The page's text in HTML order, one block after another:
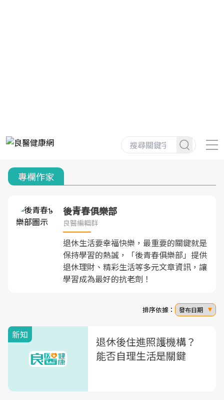
專欄作家
後青春俱樂部
良醫編輯群
退休生活要幸福快樂，最重要的關鍵就是
保持學習的熱誠，「後青春俱樂部」提供
退休理財、精彩生活等多元文章資訊，讓
學習成為最好的抗老劑！
排序依據： 發布日期
新知
退休後住進照護機構？
能否自理生活是關鍵